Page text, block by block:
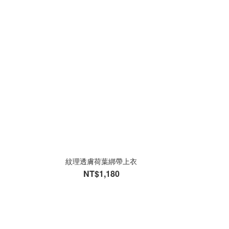
紋理透膚荷葉綁帶上衣
NT$1,180